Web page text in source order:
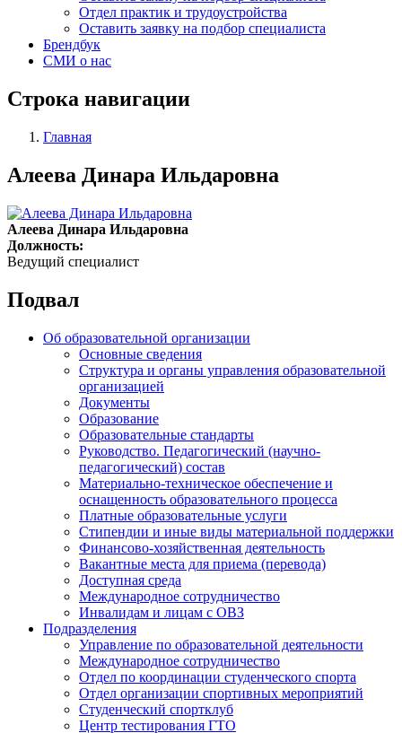
Отдел практик и трудоустройства
Оставить заявку на подбор специалиста
Брендбук
СМИ о нас
Строка навигации
Главная
Алеева Динара Ильдаровна
Алеева Динара Ильдаровна
Должность:
Ведущий специалист
Подвал
Об образовательной организации
Основные сведения
Структура и органы управления образовательной
организацией
Документы
Образование
Образовательные стандарты
Руководство. Педагогический (научно-
педагогический) состав
Материально-техническое обеспечение и
оснащенность образовательного процесса
Платные образовательные услуги
Стипендии и иные виды материальной поддержки
Финансово-хозяйственная деятельность
Вакантные места для приема (перевода)
Доступная среда
Международное сотрудничество
Инвалидам и лицам с ОВЗ
Подразделения
Управление по образовательной деятельности
Международное сотрудничество
Отдел по координации студенческого спорта
Отдел организации спортивных мероприятий
Студенческий спортклуб
Центр тестирования ГТО